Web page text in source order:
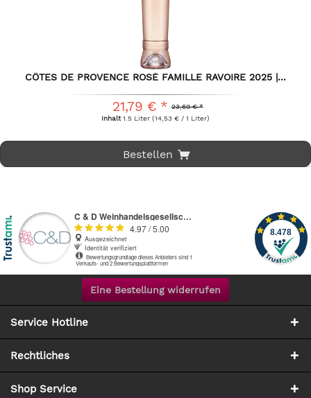
CÔTES DE PROVENCE ROSÉ FAMILLE RAVOIRE 2025 |...
23,69 € *
21,79 € *
Inhalt1.5 Liter(14,53 € / 1 Liter)
Bestellen
Eine Bestellung widerrufen
Service Hotline
Rechtliches
Shop Service